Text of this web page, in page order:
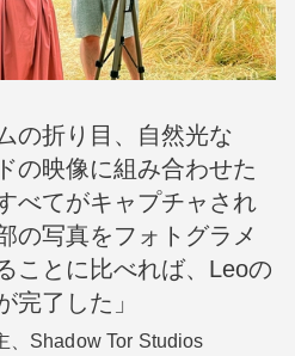
の折り目、自然光な
の映像に組み合わせた
べてがキャプチャされ
の写真をフォトグラメ
ことに比べれば、Leoの
完了した」
、Shadow Tor Studios